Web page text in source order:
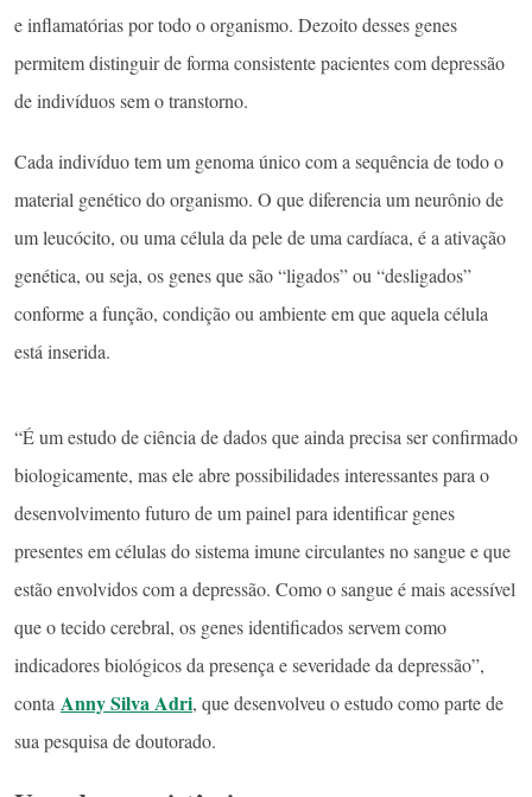
e inflamatórias por todo o organismo. Dezoito desses genes
permitem distinguir de forma consistente pacientes com depressão
de indivíduos sem o transtorno.
Cada indivíduo tem um genoma único com a sequência de todo o
material genético do organismo. O que diferencia um neurônio de
um leucócito, ou uma célula da pele de uma cardíaca, é a ativação
genética, ou seja, os genes que são “ligados” ou “desligados”
conforme a função, condição ou ambiente em que aquela célula
está inserida.
“É um estudo de ciência de dados que ainda precisa ser confirmado
biologicamente, mas ele abre possibilidades interessantes para o
desenvolvimento futuro de um painel para identificar genes
presentes em células do sistema imune circulantes no sangue e que
estão envolvidos com a depressão. Como o sangue é mais acessível
que o tecido cerebral, os genes identificados servem como
indicadores biológicos da presença e severidade da depressão”,
conta Anny Silva Adri, que desenvolveu o estudo como parte de
sua pesquisa de doutorado.